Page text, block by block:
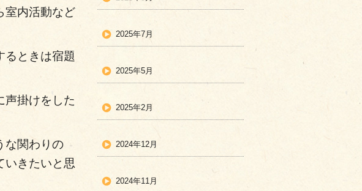
室内活動など
るときは宿題
声掛けをした
な関わりの
いきたいと思
2025年7月
2025年5月
2025年2月
2024年12月
2024年11月